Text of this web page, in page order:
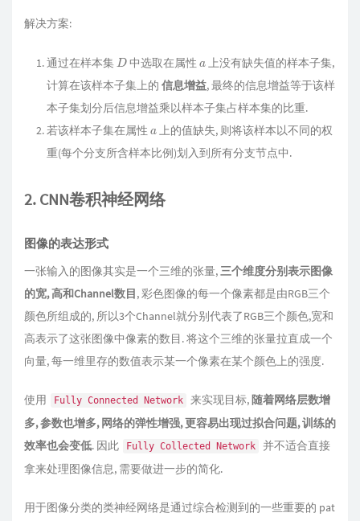
解决方案:
通过在样本集D 中选取在属性 a上没有缺失值的样本子集,
计算在该样本子集上的 信息增益, 最终的信息增益等于该样
本子集划分后信息增益乘以样本子集占样本集的比重.
若该样本子集在属性 a 上的值缺失, 则将该样本以不同的权
重(每个分支所含样本比例)划入到所有分支节点中.
2. CNN卷积神经网络
图像的表达形式
一张输入的图像其实是一个三维的张量, 三个维度分别表示图像
的宽, 高和Channel数目, 彩色图像的每一个像素都是由RGB三个
颜色所组成的, 所以3个Channel就分别代表了RGB三个颜色,宽和
高表示了这张图像中像素的数目. 将这个三维的张量拉直成一个
向量, 每一维里存的数值表示某一个像素在某个颜色上的强度.
使用 Fully Connected Network 来实现目标, 随着网络层数增
多, 参数也增多, 网络的弹性增强, 更容易出现过拟合问题, 训练的
效率也会变低. 因此 Fully Collected Network
并不适合直接
拿来处理图像信息, 需要做进一步的简化.
用于图像分类的类神经网络是通过综合检测到的一些重要的 pat